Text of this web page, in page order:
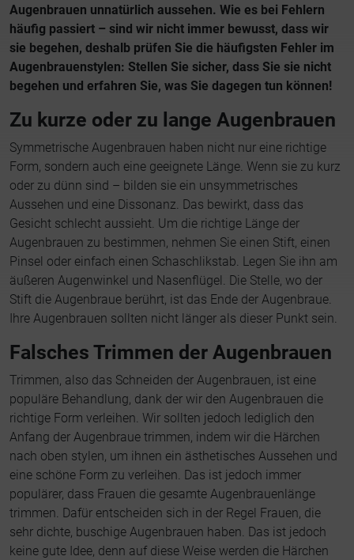
Augenbrauen unnatürlich aussehen. Wie es bei Fehlern
häufig passiert – sind wir nicht immer bewusst, dass wir
sie begehen, deshalb prüfen Sie die häufigsten Fehler im
Augenbrauenstylen: Stellen Sie sicher, dass Sie sie nicht
begehen und erfahren Sie, was Sie dagegen tun können!
Zu kurze oder zu lange Augenbrauen
Symmetrische Augenbrauen haben nicht nur eine richtige
Form, sondern auch eine geeignete Länge. Wenn sie zu kurz
oder zu dünn sind – bilden sie ein unsymmetrisches
Aussehen und eine Dissonanz. Das bewirkt, dass das
Gesicht schlecht aussieht. Um die richtige Länge der
Augenbrauen zu bestimmen, nehmen Sie einen Stift, einen
Pinsel oder einfach einen Schaschlikstab. Legen Sie ihn am
äußeren Augenwinkel und Nasenflügel. Die Stelle, wo der
Stift die Augenbraue berührt, ist das Ende der Augenbraue.
Ihre Augenbrauen sollten nicht länger als dieser Punkt sein.
Falsches Trimmen der Augenbrauen
Trimmen, also das Schneiden der Augenbrauen, ist eine
populäre Behandlung, dank der wir den Augenbrauen die
richtige Form verleihen. Wir sollten jedoch lediglich den
Anfang der Augenbraue trimmen, indem wir die Härchen
nach oben stylen, um ihnen ein ästhetisches Aussehen und
eine schöne Form zu verleihen. Das ist jedoch immer
populärer, dass Frauen die gesamte Augenbrauenlänge
trimmen. Dafür entscheiden sich in der Regel Frauen, die
sehr dichte, buschige Augenbrauen haben. Das ist jedoch
keine gute Idee, denn auf diese Weise werden die Härchen